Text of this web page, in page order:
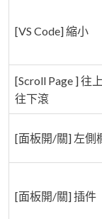
[VS Code] 縮小
[Scroll Page ] 往
往下滾
[面板開/關] 左側
[面板開/關] 插件